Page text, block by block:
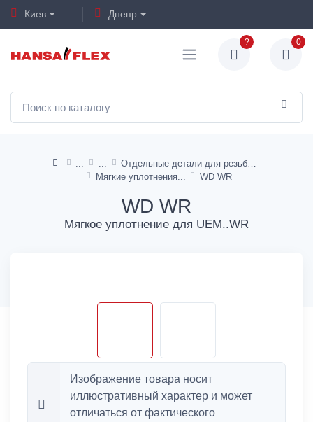
Киев Днепр
? 0
Мягкие уплотнения
WD WR
WD WR
Мягкое уплотнение для UEM..WR
Изображение товара носит
иллюстративный характер и может
отличаться от фактического